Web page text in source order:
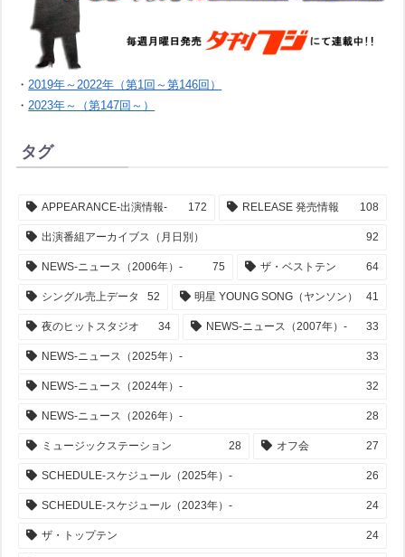
・2019年～2022年（第1回～第146回）
・2023年～（第147回～）
タグ
APPEARANCE-出演情報- 172 RELEASE 発売情報 108
出演番組アーカイブス（月日別） 92
NEWS-ニュース（2006年）- 75 ザ・ベストテン 64
シングル売上データ 52 明星 YOUNG SONG（ヤンソン） 41
夜のヒットスタジオ 34 NEWS-ニュース（2007年）- 33
NEWS-ニュース（2025年）- 33
NEWS-ニュース（2024年）- 32
NEWS-ニュース（2026年）- 28
ミュージックステーション 28 オフ会 27
SCHEDULE-スケジュール（2025年）- 26
SCHEDULE-スケジュール（2023年）- 24
ザ・トップテン 24